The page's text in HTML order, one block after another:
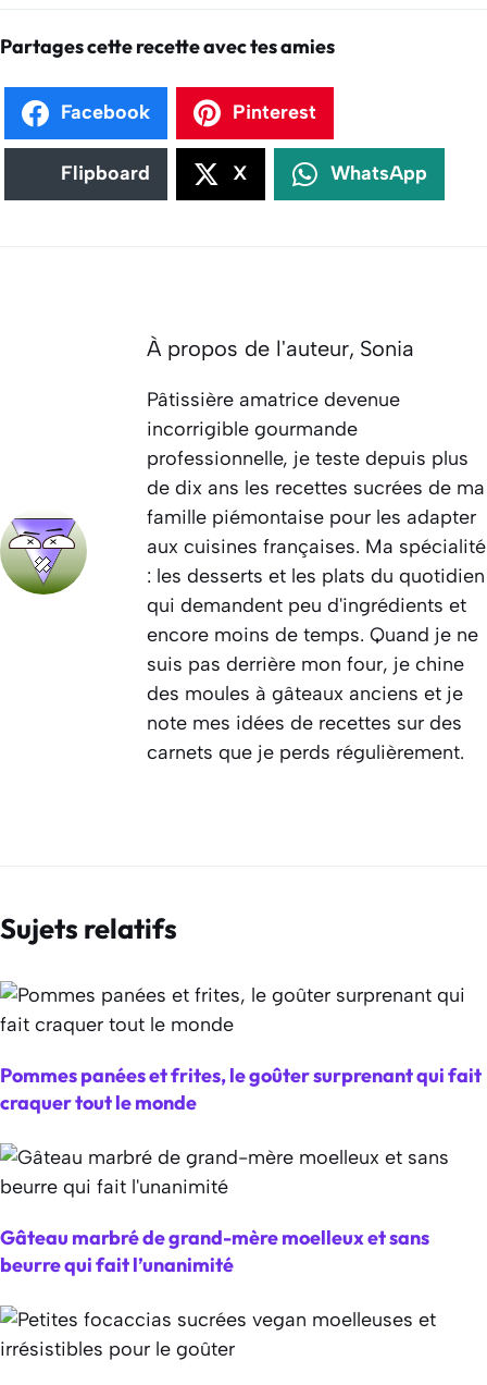
Partages cette recette avec tes amies
Facebook Pinterest
Flipboard X WhatsApp
À propos de l'auteur, Sonia
Pâtissière amatrice devenue
incorrigible gourmande
professionnelle, je teste depuis plus
de dix ans les recettes sucrées de ma
famille piémontaise pour les adapter
aux cuisines françaises. Ma spécialité
: les desserts et les plats du quotidien
qui demandent peu d'ingrédients et
encore moins de temps. Quand je ne
suis pas derrière mon four, je chine
des moules à gâteaux anciens et je
note mes idées de recettes sur des
carnets que je perds régulièrement.
Sujets relatifs
Pommes panées et frites, le goûter surprenant qui fait
craquer tout le monde
Gâteau marbré de grand-mère moelleux et sans
beurre qui fait l’unanimité